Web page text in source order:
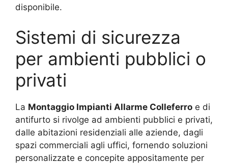
disponibile.
Sistemi di sicurezza
per ambienti pubblici o
privati
La Montaggio Impianti Allarme Colleferro e di
antifurto si rivolge ad ambienti pubblici e privati,
dalle abitazioni residenziali alle aziende, dagli
spazi commerciali agli uffici, fornendo soluzioni
personalizzate e concepite appositamente per